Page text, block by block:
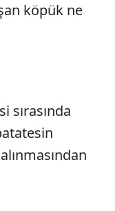
köpük ne
sırasında